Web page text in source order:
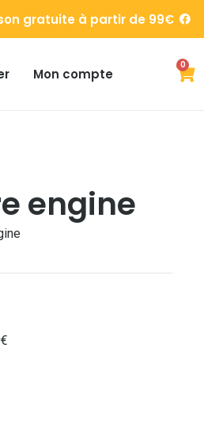
gratuite à partir de 99€
Mon compte
0
engine